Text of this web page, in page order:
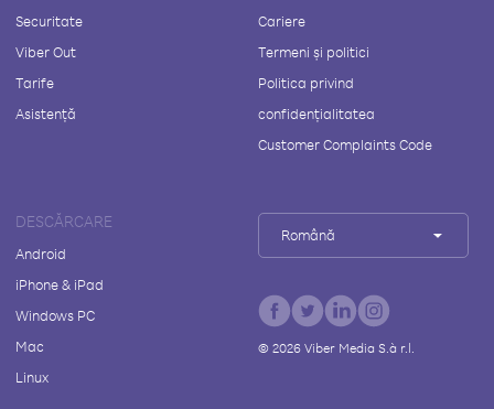
Securitate
Viber Out
Tarife
Asistență
Cariere
Termeni și politici
Politica privind
confidențialitatea
Customer Complaints Code
DESCĂRCARE
Android
iPhone & iPad
Windows PC
Mac
Linux
Română
© 2026Viber Media S.à r.l.